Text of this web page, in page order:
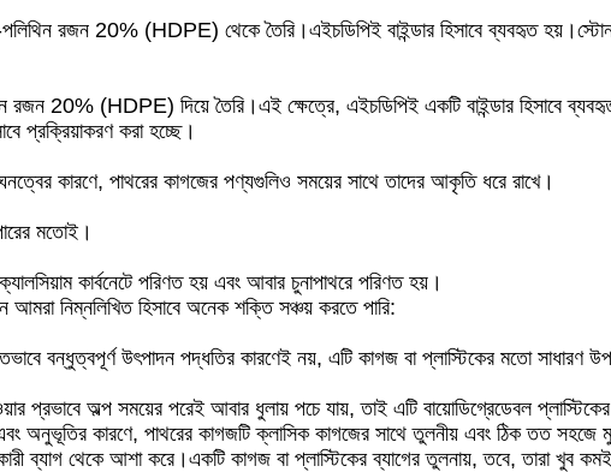
পলিথিন রজন 20% (HDPE) থেকে তৈরি।এইচডিপিই বাইন্ডার হিসাবে ব্যবহৃত
রজন 20% (HDPE) দিয়ে তৈরি।এই ক্ষেত্রে, এইচডিপিই একটি বাইন্ডার হিসাবে
প্রক্রিয়াকরণ করা হচ্ছে।
কারণে, পাথরের কাগজের পণ্যগুলিও সময়ের সাথে তাদের আকৃতি ধরে রাখে।
মতোই।
কার্বনেটে পরিণত হয় এবং আবার চুনাপাথরে পরিণত হয়।
নিম্নলিখিত হিসাবে অনেক শক্তি সঞ্চয় করতে পারি:
বন্ধুত্বপূর্ণ উৎপাদন পদ্ধতির কারণেই নয়, এটি কাগজ বা প্লাস্টিকের মতো সাধারণ
অল্প সময়ের পরেই আবার ধুলায় পচে যায়, তাই এটি বায়োডিগ্রেডেবল প্লাস্টিকের
অনুভূতির কারণে, পাথরের কাগজটি ক্লাসিক কাগজের সাথে তুলনীয় এবং ঠিক তত সহজে
ব্যাগ থেকে আশা করে।একটি কাগজ বা প্লাস্টিকের ব্যাগের তুলনায়, তবে, তারা খুব